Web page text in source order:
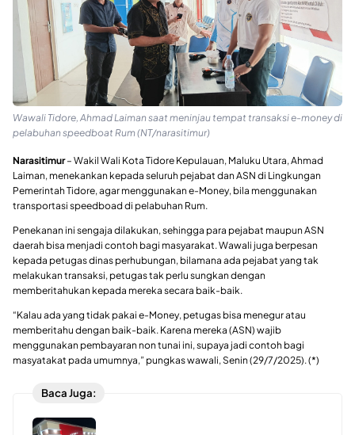
Wawali Tidore, Ahmad Laiman saat meninjau tempat transaksi e-money di
pelabuhan speedboat Rum (NT/narasitimur)
Narasitimur– Wakil Wali Kota Tidore Kepulauan, Maluku Utara, Ahmad
Laiman, menekankan kepada seluruh pejabat dan ASN di Lingkungan
Pemerintah Tidore, agar menggunakan e-Money, bila menggunakan
transportasi speedboad di pelabuhan Rum.
Penekanan ini sengaja dilakukan, sehingga para pejabat maupun ASN
daerah bisa menjadi contoh bagi masyarakat. Wawali juga berpesan
kepada petugas dinas perhubungan, bilamana ada pejabat yang tak
melakukan transaksi, petugas tak perlu sungkan dengan
memberitahukan kepada mereka secara baik-baik.
“Kalau ada yang tidak pakai e-Money, petugas bisa menegur atau
memberitahu dengan baik-baik. Karena mereka (ASN) wajib
menggunakan pembayaran non tunai ini, supaya jadi contoh bagi
masyatakat pada umumnya,” pungkas wawali, Senin (29/7/2025). (*)
Baca Juga: